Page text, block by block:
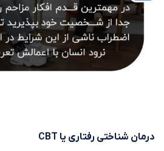
درمان شناختی رفتاری یا CBT